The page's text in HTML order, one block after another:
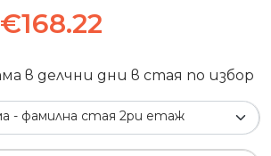
в делчни дни в стая по избор
- фамилна стая 2ри етаж